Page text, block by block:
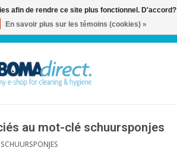
0 Articles
au mot-clé schuursponjes
SCHUURSPONJES
afin de rendre ce site plus fonctionnel. D'accord?
En savoir plus sur les témoins (cookies) »